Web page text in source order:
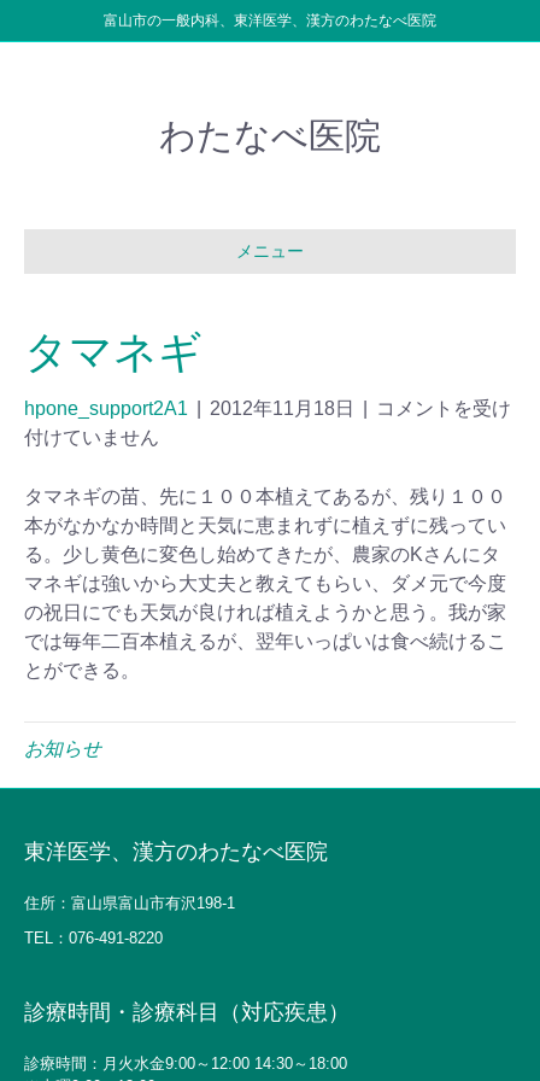
富山市の一般内科、東洋医学、漢方のわたなべ医院
わたなべ医院
メニュー
タマネギ
hpone_support2A1 2012年11月18日
コメントを受け
付けていません
タマネギの苗、先に１００本植えてあるが、残り１００
本がなかなか時間と天気に恵まれずに植えずに残ってい
る。少し黄色に変色し始めてきたが、農家のKさんにタ
マネギは強いから大丈夫と教えてもらい、ダメ元で今度
の祝日にでも天気が良ければ植えようかと思う。我が家
では毎年二百本植えるが、翌年いっぱいは食べ続けるこ
とができる。
お知らせ
東洋医学、漢方のわたなべ医院
住所：富山県富山市有沢198-1
TEL： 076-491-8220
診療時間・診療科目（対応疾患）
診療時間：月火水金9:00～12:00 14:30～18:00